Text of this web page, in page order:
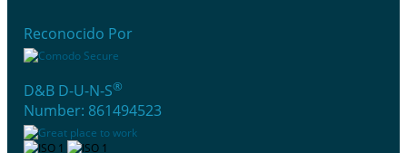
Reconocido Por
D&B D-U-N-S®
Number: 861494523